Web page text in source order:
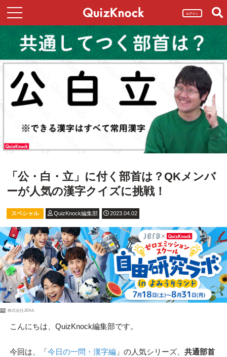
ログイン
「公・白・立」に付く部首は？QKメンバ
ーが人気の漢字クイズに挑戦！
スペシャル QuizKnock編集部 2023.04.02
PR 株式会社JERA
こんにちは、QuizKnock編集部です。
今回は、「今日の一問・漢字編」の人気シリーズ、 共通部首